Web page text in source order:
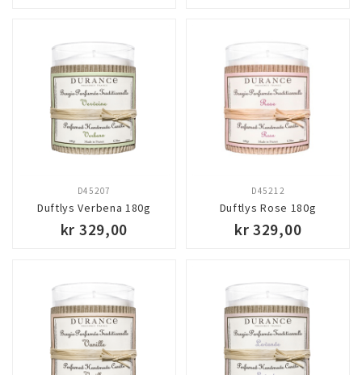
Duftlys Verbena 180g
D45207
kr 329,00
Duftlys Rose 180g
D45212
kr 329,00